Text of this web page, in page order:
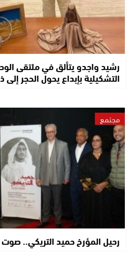
رشيد واجدو يتألق في ملتقى
التشكيلية بإبداع يحول الحجر إلى
مجتمع
رحيل المؤرخ حميد التريكي.. صوت